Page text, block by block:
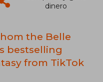
dinero
the Belle
bestselling
from TikTok